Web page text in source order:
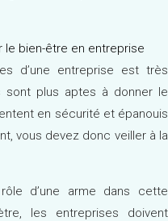
bien-être en entreprise
d’une entreprise est très
sont plus aptes à donner le
en sécurité et épanouis
vous devez donc veiller à la
d’une arme dans cette
les entreprises doivent